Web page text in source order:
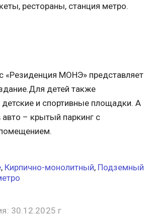
рестораны, станция метро.
«Резиденция МОНЭ» представляет
детей также
и спортивные площадки. А
– крытый паркинг с
, Кирпично-монолитный, Подземный
30.12.2025 г